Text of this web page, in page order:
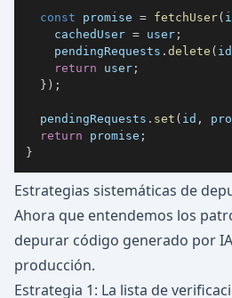
const promise = fetchUser(
    cachedUser
= user ;
    pendingRequests
. delete ( id
return user ;
} ) ;
  pendingRequests
. set ( id ,
return promise ;
}
Estrategias sistemáticas de
Ahora que entendemos los
depurar código generado por
producción.
Estrategia 1: La lista de